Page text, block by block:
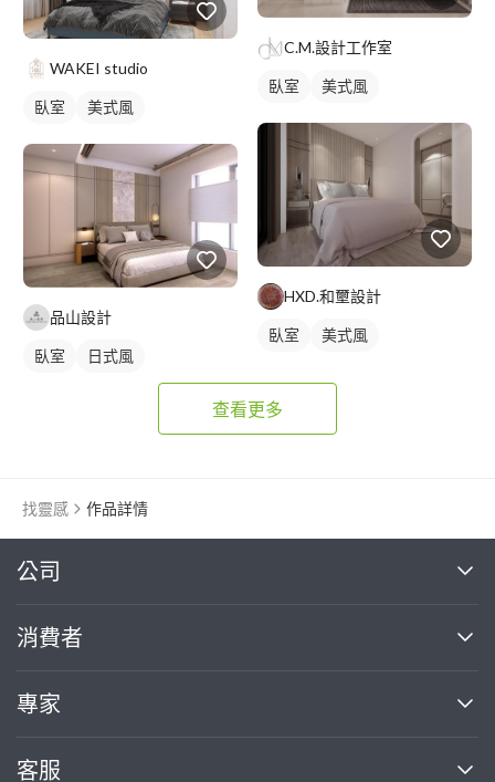
WAKEI studio
臥室 美式風
品山設計
臥室 日式風
C.M.設計工作室
臥室 美式風
HXD.和壐設計
臥室 美式風
查看更多
找靈感 作品詳情
公司
關於我們
部落格
加入我們
消費者
買服務
專家
案件中心
客服
繼續完成